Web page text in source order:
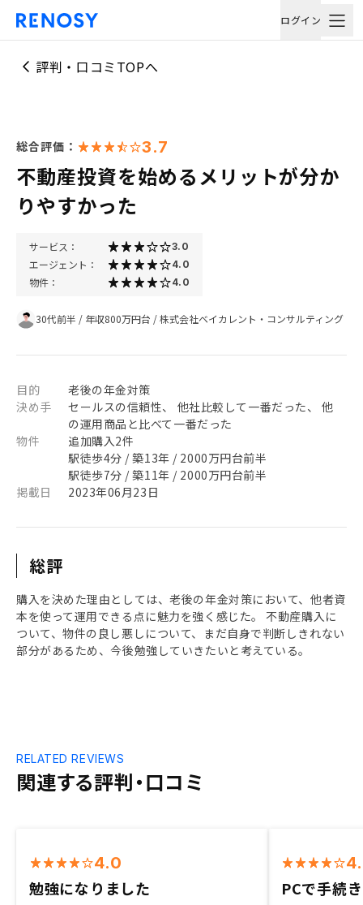
ログイン
評判・口コミTOPへ
総合評価： 3.7
不動産投資を始めるメリットが分か
りやすかった
サービス： 3.0
エージェント： 4.0
物件： 4.0
30代前半 / 年収800万円台 /株式会社ベイカレント・コンサルティング
目的
老後の年金対策
決め手
セールスの信頼性、 他社比較して一番だった、 他
の運用商品と比べて一番だった
物件
追加購入2件
駅徒歩4分 / 築13年 / 2000万円台前半
駅徒歩7分 / 築11年 / 2000万円台前半
掲載日
2023年06月23日
総評
購入を決めた理由としては、老後の年金対策において、他者資
本を使って運用できる点に魅力を強く感じた。 不動産購入に
ついて、物件の良し悪しについて、まだ自身で判断しきれない
部分があるため、今後勉強していきたいと考えている。
関連する評判・口コミ
RELATED REVIEWS
4.0
勉強になりました PCで手続